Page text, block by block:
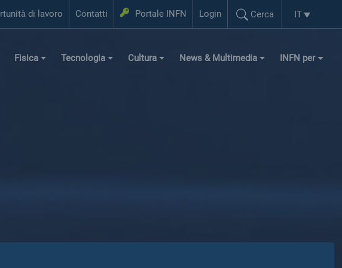
di lavoro Contatti Portale INFN Login
Login
Cerca
Cerca...
Selezione
IT
Fisica Tecnologia Cultura News & Multimedia INFN per